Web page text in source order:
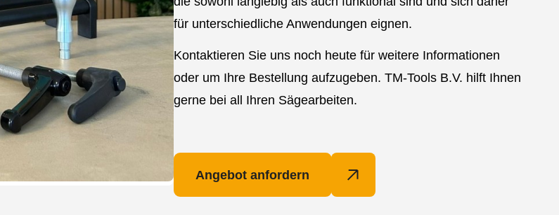
für unterschiedliche Anwendungen eignen.
Kontaktieren Sie uns noch heute für weitere Informationen
oder um Ihre Bestellung aufzugeben. TM-Tools B.V. hilft Ihnen
gerne bei all Ihren Sägearbeiten.
Angebot anfordern